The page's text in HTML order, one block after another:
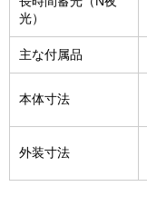
光）
主な付属品
本体寸法
外装寸法